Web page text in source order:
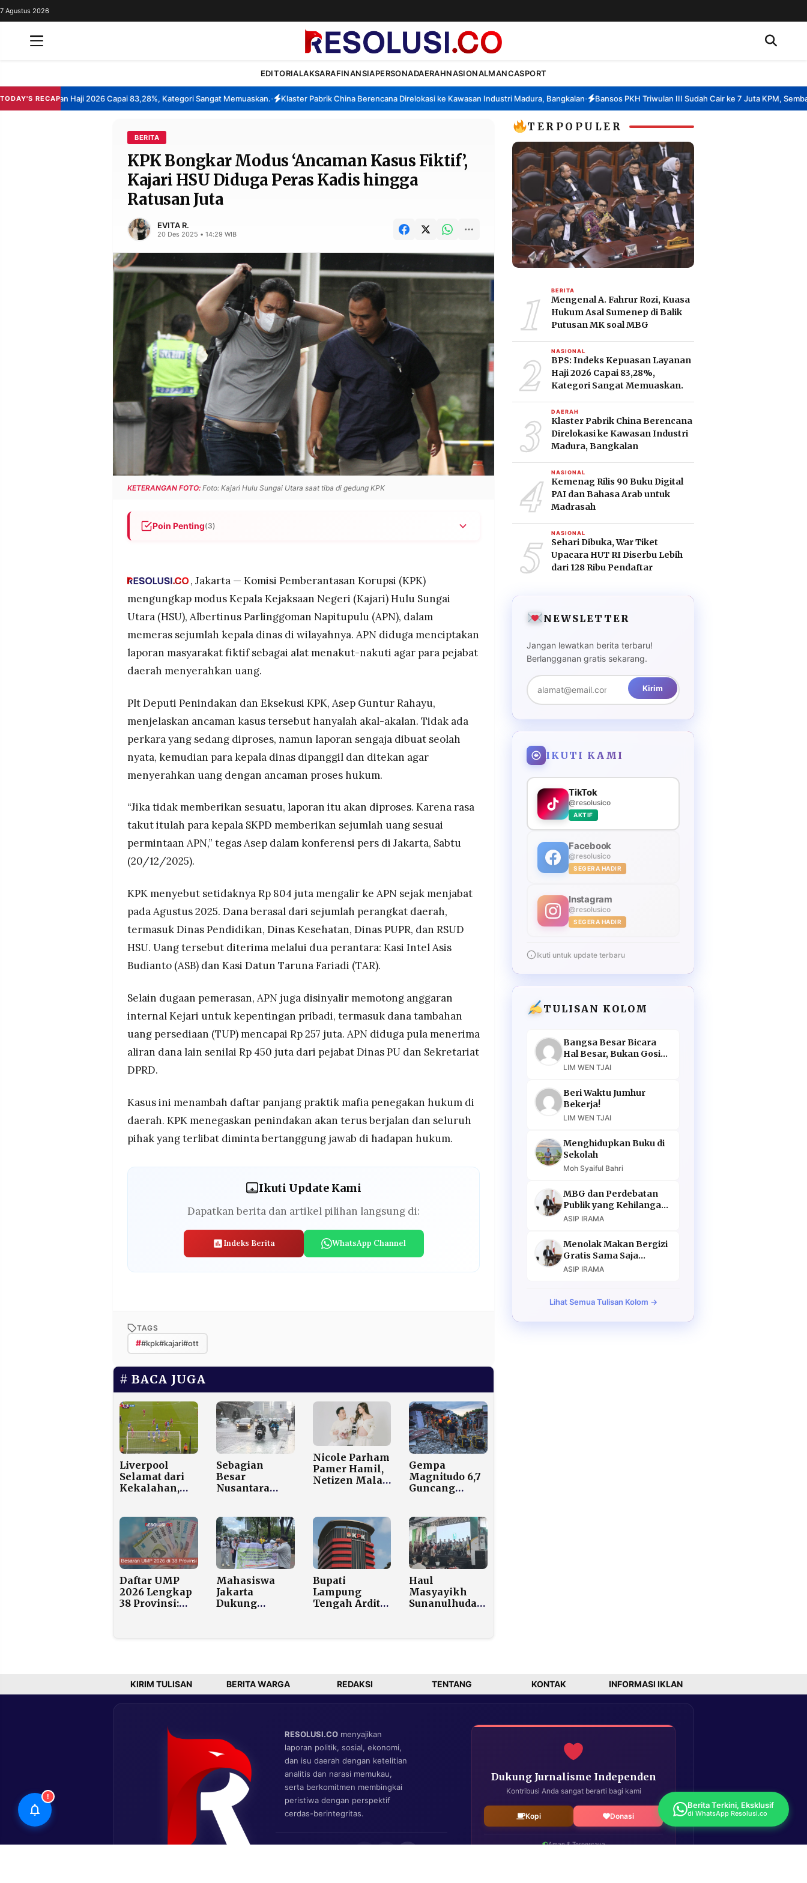
REDAKSI
BERITA
TULISAN
7 Agustus 2026
EDITORIALAKSARAFINANSIAPERSONADAERAHNASIONALMANCASPORT
TODAY'S RECAP
Layanan Haji 2026 Capai 83,28%, Kategori Sangat Memuaskan.• Klaster Pabrik China Berencana Direlokasi ke Kawasan Industri Madura, Bangkalan• Bansos PKH Triwulan III Sudah Cair ke 7 Juta KPM, Sembako
BERITA
KPK Bongkar Modus ‘Ancaman Kasus Fiktif’,
Kajari HSU Diduga Peras Kadis hingga
Ratusan Juta
EVITA R.
20 Des 2025 • 14:29 WIB
KETERANGAN FOTO: Foto: Kajari Hulu Sungai Utara saat tiba di gedung KPK
Poin Penting(3)
APN diduga menerima sedikitnya Rp 804 juta melalui dua perantara dari
aliran dana lain ratusan juta rupiah.
, Jakarta — Komisi Pemberantasan Korupsi (KPK)
mengungkap modus Kepala Kejaksaan Negeri (Kajari) Hulu Sungai
Utara (HSU), Albertinus Parlinggoman Napitupulu (APN), dalam
memeras sejumlah kepala dinas di wilayahnya. APN diduga menciptakan
laporan masyarakat fiktif sebagai alat menakut-nakuti agar para pejabat
daerah menyerahkan uang.
Plt Deputi Penindakan dan Eksekusi KPK, Asep Guntur Rahayu,
menjelaskan ancaman kasus tersebut hanyalah akal-akalan. Tidak ada
perkara yang sedang diproses, namun laporan sengaja dibuat seolah
nyata, kemudian para kepala dinas dipanggil dan ditekan agar
menyerahkan uang dengan ancaman proses hukum.
“Jika tidak memberikan sesuatu, laporan itu akan diproses. Karena rasa
takut itulah para kepala SKPD memberikan sejumlah uang sesuai
permintaan APN,” tegas Asep dalam konferensi pers di Jakarta, Sabtu
(20/12/2025).
KPK menyebut setidaknya Rp 804 juta mengalir ke APN sejak menjabat
pada Agustus 2025. Dana berasal dari sejumlah perangkat daerah,
termasuk Dinas Pendidikan, Dinas Kesehatan, Dinas PUPR, dan RSUD
HSU. Uang tersebut diterima melalui dua perantara: Kasi Intel Asis
Budianto (ASB) dan Kasi Datun Taruna Fariadi (TAR).
Selain dugaan pemerasan, APN juga disinyalir memotong anggaran
internal Kejari untuk kepentingan pribadi, termasuk dana tambahan
uang persediaan (TUP) mencapai Rp 257 juta. APN diduga pula menerima
aliran dana lain senilai Rp 450 juta dari pejabat Dinas PU dan Sekretariat
DPRD.
Kasus ini menambah daftar panjang praktik mafia penegakan hukum di
daerah. KPK menegaskan penindakan akan terus berjalan dan seluruh
pihak yang terlibat diminta bertanggung jawab di hadapan hukum.
Ikuti Update Kami
Dapatkan berita dan artikel pilihan langsung di:
Indeks Berita WhatsApp Channel
TAGS
##kpk#kajari#ott
BACA JUGA
Liverpool
Selamat dari
Kekalahan,
di Anfield
Sebagian
Besar
Nusantara
Imbau
Masyarakat
Waspada
Nicole Parham
Pamer Hamil,
Netizen Malah
Gempa
Magnitudo 6,7
Guncang
Pastikan Tidak
Berdampak ke
Indonesia
Daftar UMP
2026 Lengkap
38 Provinsi:
Mahasiswa
Jakarta
Dukung
Bupati
Lampung
Tengah Ardito
Haul
Masyayikh
Sunanulhuda,
TERPOPULER
1 BERITA
Mengenal A. Fahrur Rozi, Kuasa
Hukum Asal Sumenep di Balik
Putusan MK soal MBG
2 NASIONAL
BPS: Indeks Kepuasan Layanan
Haji 2026 Capai 83,28%,
Kategori Sangat Memuaskan.
3 DAERAH
Klaster Pabrik China Berencana
Direlokasi ke Kawasan Industri
Madura, Bangkalan
4 NASIONAL
Kemenag Rilis 90 Buku Digital
PAI dan Bahasa Arab untuk
Madrasah
5 NASIONAL
Sehari Dibuka, War Tiket
Upacara HUT RI Diserbu Lebih
dari 128 Ribu Pendaftar
NEWSLETTER
Jangan lewatkan berita terbaru!
Berlangganan gratis sekarang.
Kirim
IKUTI KAMI
TikTok
@resolusico
AKTIF
Facebook
@resolusico
SEGERA HADIR
Instagram
@resolusico
SEGERA HADIR
Ikuti untuk update terbaru
TULISAN KOLOM
Bangsa Besar Bicara
Hal Besar, Bukan Gosip
Murahan
LIM WEN TJAI
Beri Waktu Jumhur
Bekerja!
LIM WEN TJAI
Menghidupkan Buku di
Sekolah
Moh Syaiful Bahri
MBG dan Perdebatan
Publik yang Kehilangan
Argumen
ASIP IRAMA
Menolak Makan Bergizi
Gratis Sama Saja
Menolak Masa Depan
ASIP IRAMA
Lihat Semua Tulisan Kolom →
KIRIM TULISAN BERITA WARGA REDAKSI TENTANG KONTAK INFORMASI IKLAN
RESOLUSI.CO menyajikan
laporan politik, sosial, ekonomi,
dan isu daerah dengan ketelitian
analitis dan narasi memukau,
serta berkomitmen membingkai
peristiwa dengan perspektif
cerdas-berintegritas.
Dukung Jurnalisme Independen
Kontribusi Anda sangat berarti bagi kami
Kopi Donasi
Aman & Terpercaya
!
Berita Terkini, Eksklusif
di WhatsApp Resolusi.co